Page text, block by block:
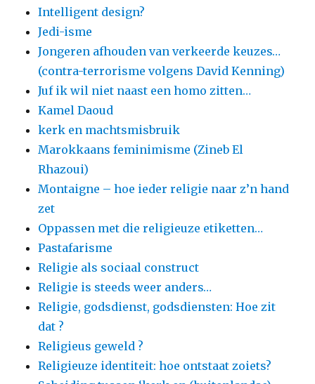
Intelligent design?
Jedi-isme
Jongeren afhouden van verkeerde keuzes…
(contra-terrorisme volgens David Kenning)
Juf ik wil niet naast een homo zitten…
Kamel Daoud
kerk en machtsmisbruik
Marokkaans feminimisme (Zineb El
Rhazoui)
Montaigne – hoe ieder religie naar z’n hand
zet
Oppassen met die religieuze etiketten…
Pastafarisme
Religie als sociaal construct
Religie is steeds weer anders…
Religie, godsdienst, godsdiensten: Hoe zit
dat ?
Religieus geweld ?
Religieuze identiteit: hoe ontstaat zoiets?